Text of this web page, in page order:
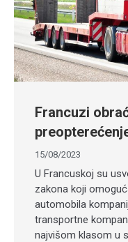
Francuzi
15/08/2023
U Francuskoj su
zakona koji
automobila
transportne
najvišom klasom u